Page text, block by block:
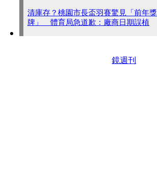
清庫存？桃園市長盃羽賽驚見「前年獎
牌」 體育局急道歉：廠商日期誤植
鏡週刊